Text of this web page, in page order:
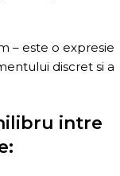
– este o expresie
discret si a
intre